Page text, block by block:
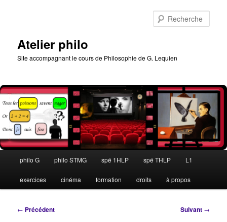
Atelier philo
Site accompagnant le cours de Philosophie de G. Lequien
principal
philo G philo STMG spé 1HLP spé THLP L1
exercices cinéma formation droits à propos
Navigation
← Précédent Suivant →